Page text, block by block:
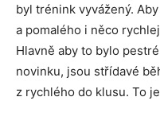
byl trénink vyvážený.
a pomalého i něco
Hlavně aby to bylo
novinku, jsou střídavé
z rychlého do klusu. To